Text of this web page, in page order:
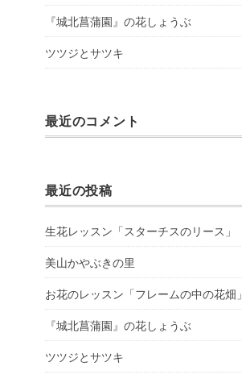
『城北菖蒲園』の花しょうぶ
ツツジとサツキ
最近のコメント
最近の投稿
生花レッスン「スターチスのリース」
美山かやぶきの里
お花のレッスン「フレームの中の花畑」
『城北菖蒲園』の花しょうぶ
ツツジとサツキ